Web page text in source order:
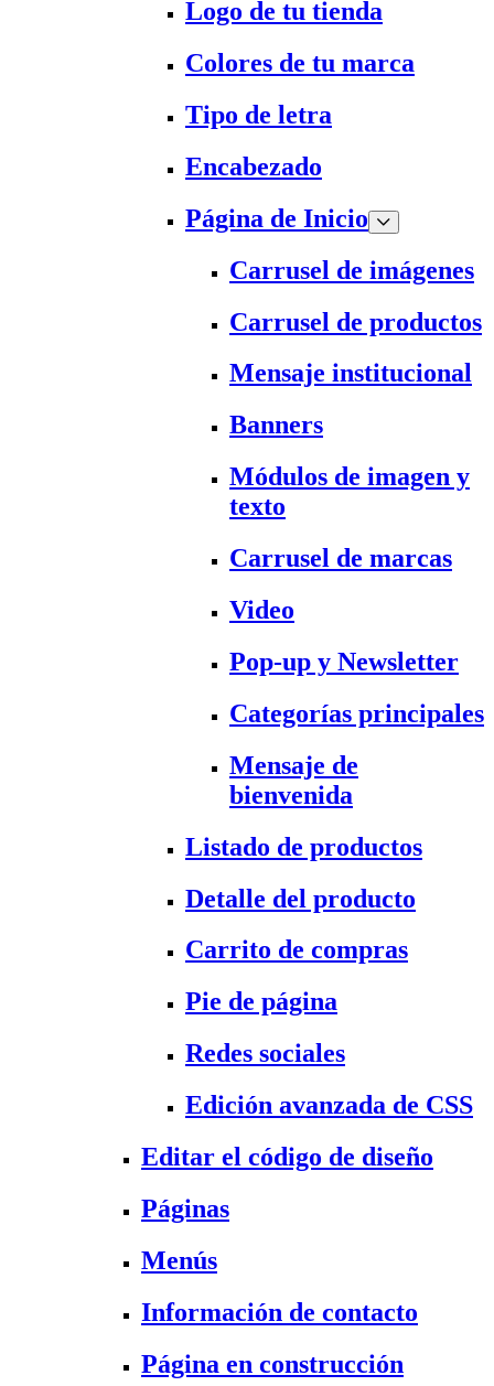
Logo de tu tienda
Colores de tu marca
Tipo de letra
Encabezado
Página de Inicio
Carrusel de imágenes
Carrusel de productos
Mensaje institucional
Banners
Módulos de imagen y
texto
Carrusel de marcas
Video
Pop-up y Newsletter
Categorías principales
Mensaje de
bienvenida
Listado de productos
Detalle del producto
Carrito de compras
Pie de página
Redes sociales
Edición avanzada de CSS
Editar el código de diseño
Páginas
Menús
Información de contacto
Página en construcción